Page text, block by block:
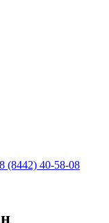
8 (8442) 40-58-08